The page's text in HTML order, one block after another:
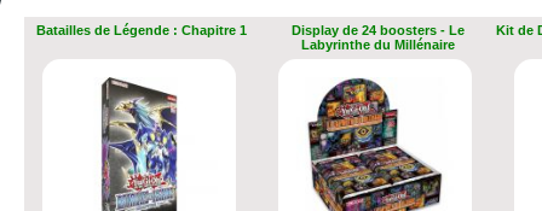
Batailles de Légende : Chapitre 1
Display de 24 boosters - Le
Labyrinthe du Millénaire
Kit de